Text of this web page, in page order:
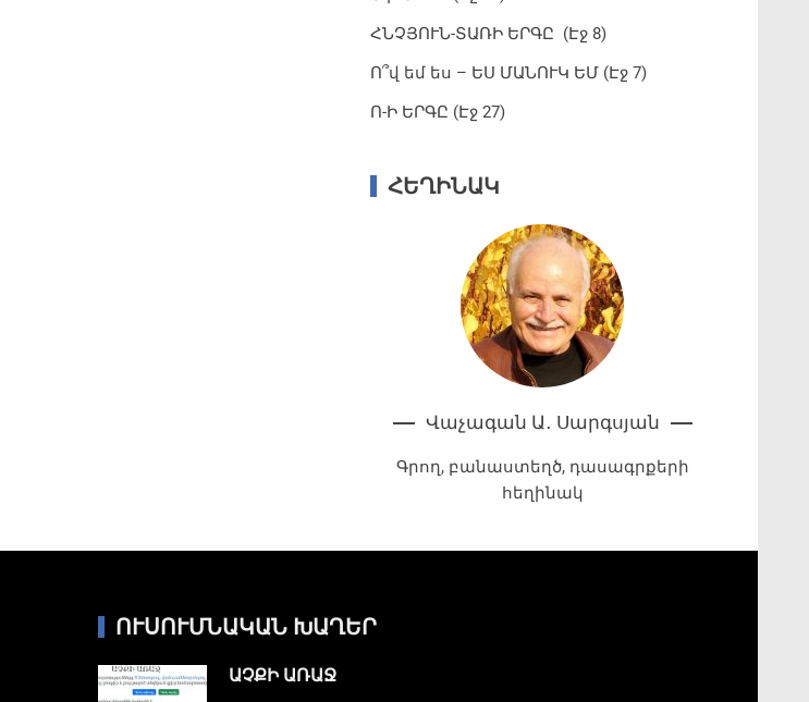
ՀՆՉՅՈՒՆ-ՏԱՌԻ ԵՐԳԸ (Էջ 8)
Ո՞վ եմ ես – ԵՍ ՄԱՆՈՒԿ ԵՄ (Էջ 7)
Ո-Ի ԵՐԳԸ (Էջ 27)
ՀԵՂԻՆԱԿ
Վաչագան Ա․ Սարգսյան
Գրող, բանաստեղծ, դասագրքերի
հեղինակ
ՈՒՍՈՒՄՆԱԿԱՆ ԽԱՂԵՐ
ԱՉՔԻ ԱՌԱՋ